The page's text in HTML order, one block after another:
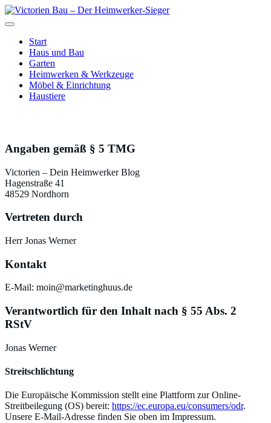
Zum
Inhalt
Victorien Bau – Der
Heimwerker-Sieger
Start
Haus und Bau
Garten
Heimwerken & Werkzeuge
Möbel & Einrichtung
Haustiere
Angaben gemäß § 5 TMG
Victorien – Dein Heimwerker Blog
Hagenstraße 41
48529 Nordhorn
Vertreten durch
Herr Jonas Werner
Kontakt
E-Mail: moin@marketinghuus.de
Verantwortlich für den Inhalt nach § 55 Abs. 2
RStV
Jonas Werner
Streitschlichtung
Die Europäische Kommission stellt eine Plattform zur Online-
Streitbeilegung (OS) bereit: https://ec.europa.eu/consumers/odr.
Unsere E-Mail-Adresse finden Sie oben im Impressum.